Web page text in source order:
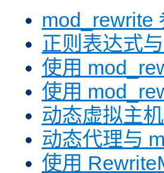
mod_rewrite
正则表达式
使用
使用
动态虚拟主
动态代理与
使用